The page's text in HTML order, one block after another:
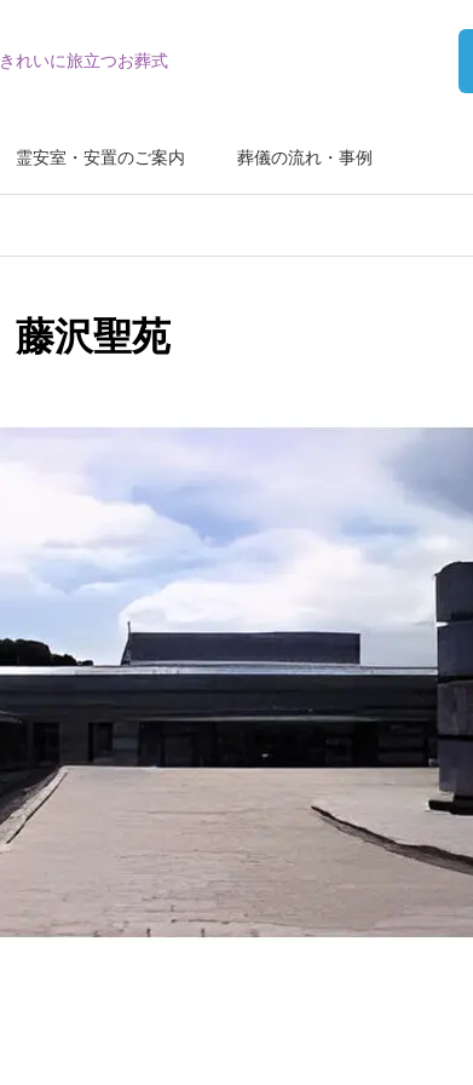
きれいに旅立つお葬式
霊安室・安置のご案内 葬儀の流れ・事例
藤沢聖苑